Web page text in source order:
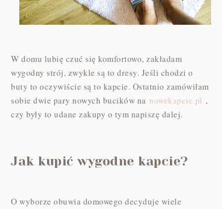
W domu lubię czuć się komfortowo, zakładam
wygodny strój, zwykle są to dresy. Jeśli chodzi o
buty to oczywiście są to kapcie. Ostatnio zamówiłam
sobie dwie pary nowych bucików na nowekapcie.pl ,
czy były to udane zakupy o tym napiszę dalej.
Jak kupić wygodne kapcie?
O wyborze obuwia domowego decyduje wiele